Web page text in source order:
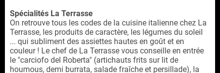
Spécialités La Terrasse
On retrouve tous les codes de la cuisine italienne chez La
Terrasse, les produits de caractère, les légumes du soleil
... qui subliment des assiettes hautes en goût et en
couleur ! Le chef de La Terrasse vous conseille en entrée
le "carciofo del Roberta" (artichauts frits sur lit de
houmous, demi burrata, salade fraîche et persillade), la